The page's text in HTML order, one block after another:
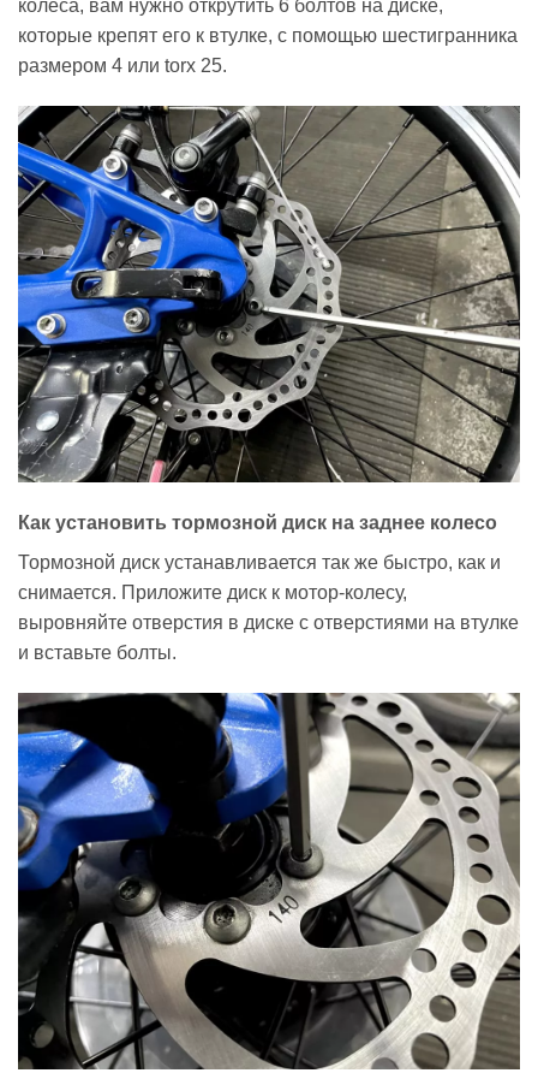
колеса, вам нужно открутить 6 болтов на диске,
которые крепят его к втулке, с помощью шестигранника
размером 4 или torx 25.
Как установить тормозной диск на заднее колесо
Тормозной диск устанавливается так же быстро, как и
снимается. Приложите диск к мотор-колесу,
выровняйте отверстия в диске с отверстиями на втулке
и вставьте болты.